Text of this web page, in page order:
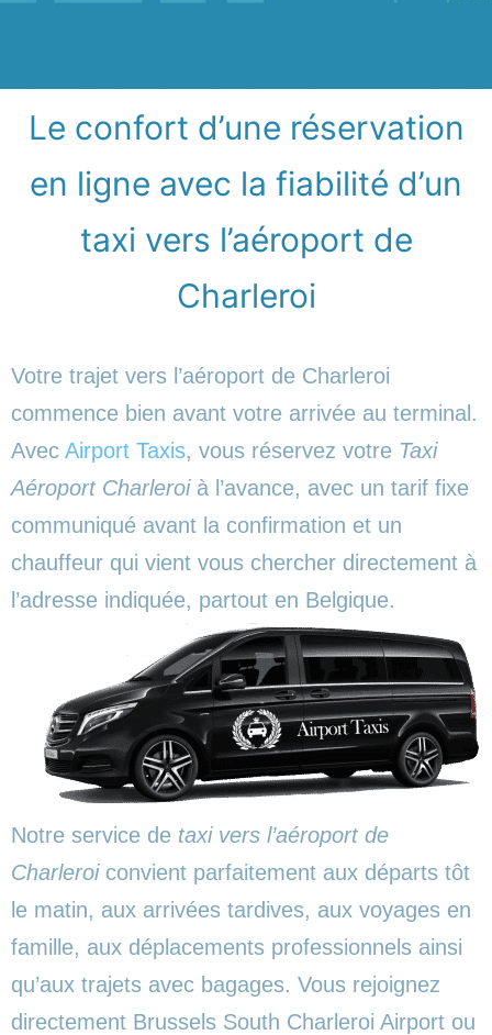
Le confort d’une réservation
en ligne avec la fiabilité d’un
taxi vers l’aéroport de
Charleroi
Votre trajet vers l’aéroport de Charleroi
commence bien avant votre arrivée au terminal.
Avec Airport Taxis, vous réservez votre Taxi
Aéroport Charleroià l’avance, avec un tarif fixe
communiqué avant la confirmation et un
chauffeur qui vient vous chercher directement à
l’adresse indiquée, partout en Belgique.
Notre service de taxi vers l’aéroport de
Charleroiconvient parfaitement aux départs tôt
le matin, aux arrivées tardives, aux voyages en
famille, aux déplacements professionnels ainsi
qu’aux trajets avec bagages. Vous rejoignez
directement Brussels South Charleroi Airport ou